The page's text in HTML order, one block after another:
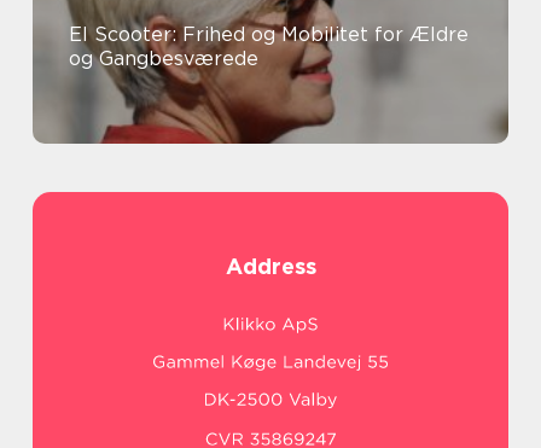
El Scooter: Frihed og Mobilitet for Ældre
og Gangbesværede
Address